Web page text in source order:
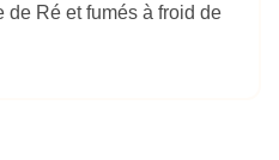
de Ré et fumés à froid de